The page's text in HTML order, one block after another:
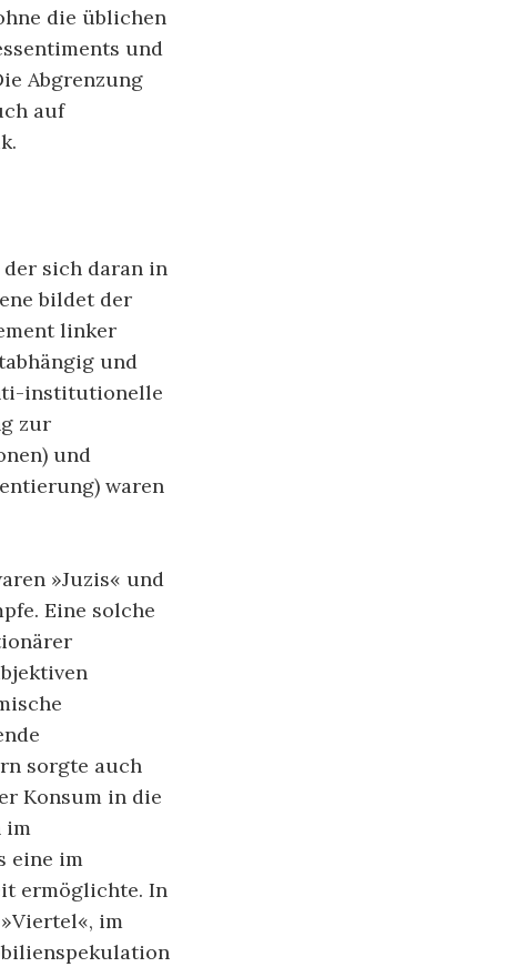
die üblichen
und
Abgrenzung
auf
der sich daran in
bildet der
linker
und
institutionelle
zur
und
waren
»Juzis« und
Eine solche
sorgte auch
Konsum in die
im
eine im
ermöglichte. In
im